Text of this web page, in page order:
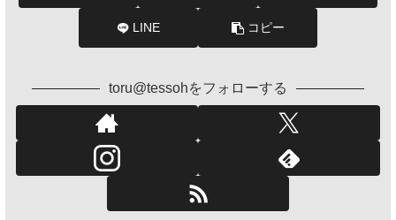
LINE コピー
toru@tessohをフォローする